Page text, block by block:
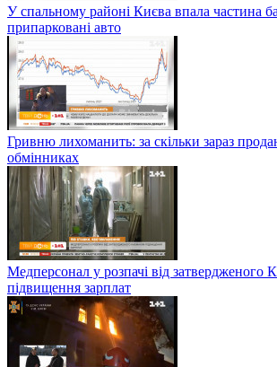
У спальному районі Києва впала частина
припарковані авто
Гривню лихоманить: за скільки зараз
обмінниках
Медперсонал у розпачі від затвердженого
підвищення зарплат